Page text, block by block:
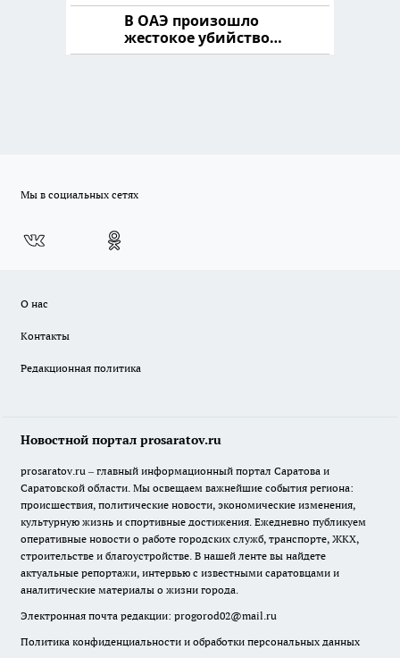
В ОАЭ произошло
жестокое убийство
криптомиллионера
Мы в социальных сетях
О нас
Контакты
Редакционная политика
Новостной портал prosaratov.ru
prosaratov.ru – главный информационный портал Саратова и
Саратовской области. Мы освещаем важнейшие события региона:
происшествия, политические новости, экономические изменения,
культурную жизнь и спортивные достижения. Ежедневно публикуем
оперативные новости о работе городских служб, транспорте, ЖКХ,
строительстве и благоустройстве. В нашей ленте вы найдете
актуальные репортажи, интервью с известными саратовцами и
аналитические материалы о жизни города.
Электронная почта редакции: progorod02@mail.ru
Политика конфиденциальности и обработки персональных данных